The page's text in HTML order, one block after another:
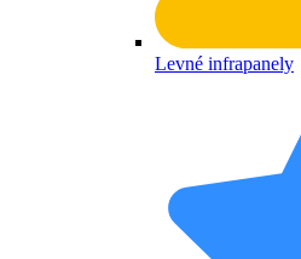
Levné infrapanely